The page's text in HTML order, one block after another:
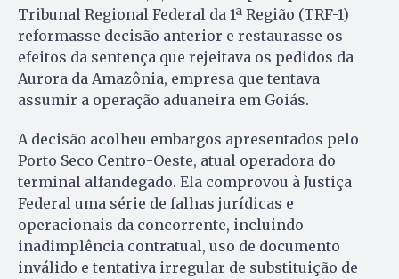
Tribunal Regional Federal da 1ª Região (TRF-1)
reformasse decisão anterior e restaurasse os
efeitos da sentença que rejeitava os pedidos da
Aurora da Amazônia, empresa que tentava
assumir a operação aduaneira em Goiás.
A decisão acolheu embargos apresentados pelo
Porto Seco Centro-Oeste, atual operadora do
terminal alfandegado. Ela comprovou à Justiça
Federal uma série de falhas jurídicas e
operacionais da concorrente, incluindo
inadimplência contratual, uso de documento
inválido e tentativa irregular de substituição de